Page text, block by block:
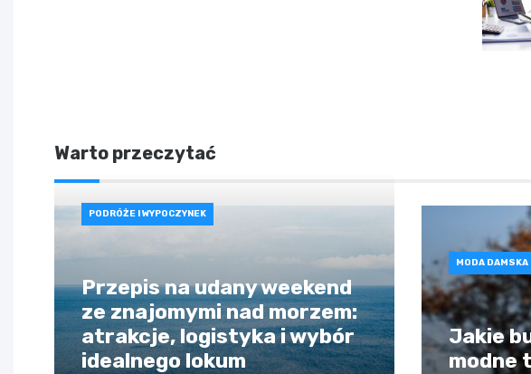
Warto przeczytać
PODRÓŻE I WYPOCZYNEK
Przepis na udany weekend
ze znajomymi nad morzem:
atrakcje, logistyka i wybór
idealnego lokum
MODA DAMSKA
Jakie
modne